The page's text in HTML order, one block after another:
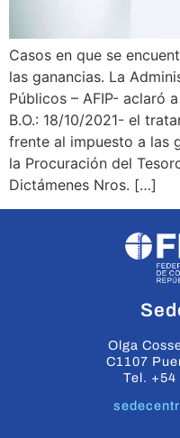
Casos en que se
las ganancias. La
Públicos – AFIP- aclaró
B.O.: 18/10/2021- el
frente al impuesto a las
la Procuración del
Dictámenes Nros. […]
Olga
C1107
Tel. +54